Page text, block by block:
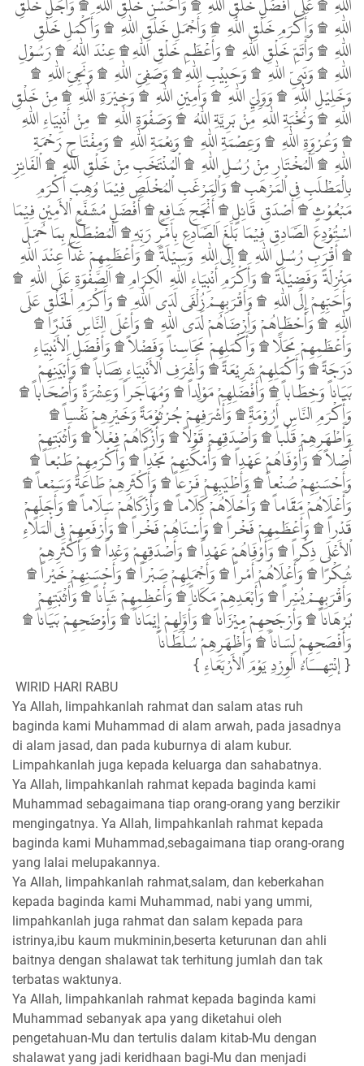
اللّٰهِ ۩ عَلَى أَفْضَلِ خَلْقِ اللّٰهِ ۩ وَأَحَسْنِ خَلْقِ اللّٰهِ ۩ وَأَجَلِّ خَلْقِ
اللّٰهِ ۩ وَأَكْرَمِ خَلْقِ اللّٰهِ ۩ وَأَجْمَلِ خَلْقِ اللّٰهِ ۩ وَأَكْمَلِ خَلْقِ
اللّٰهِ ۩ وَأَتَمِّ خَلْقِ اللّٰهِ ۩ وَأَعْظَمِ خَلْقِ اللّٰهِ ۩ عِنْدَ اللّٰهُ ۩ رَسُوْلِ
اللّٰهِ ۩ وَنَبِىِّ اللّٰهِ ۩ وَحَبِيْبِ اللّٰهِ ۩ وَصَفِىِّ اللّٰهِ ۩ وَنَجِىِّ اللّٰهِ ۩
وَخَلِيْلِ اللّٰهِ ۩ وَوَلِيِّ اللّٰهِ ۩ وَأَمِيْنِ اللّٰهِ ۩ وَخِيْرَةِ اللّٰهِ ۩ مِنْ خَلْقِ
اللّٰهِ ۩ وَنُخْبَةِ اللّٰهِ مِنْ بَرِيَّةِ اللّٰهُ ۩ وَصَفْوَةِ اللّٰهِ ۩ مِنْ أَنْبِيَاءِ اللّٰهِ
۩ وَعُرْوَةِ اللّٰهِ ۩ وَعِصْمَةِ اللّٰهِ ۩ وَنِعْمَةِ اللّٰهِ ۩ وَمِفْتَاحِ رَحْمَةِ
اللّٰهِ ۩ اَلْمُخْتَارِ مِنْ رُسُلِ اللّٰهِ ۩ اْلمُنْتَخَبِ مِنْ خَلْقِ اللّٰهِ ۩ اْلفَائِزِ
باِلْمَطْلَبِ فِى اْلمَرْهَبِ ۩ وَاْلمَرْغَبِ اْلمُخْلَصِ فِيْمَا وُهِبَ أَكْرَمِ
مَبْعُوْثٍ ۩ أَصْدَقِ قَائِلٍ ۩ أَنْجَحِ شَافِعٍ ۩ أَفْضَلِ مُشَفَّعٍ اْلأَمِيْنِ فِيْمَا
اسْتُوْدِعَ الصَّادِقِ فِيْمَا بَلَّغَ اَلصَّادِعِ بِأَمْرِ رَبِّهِ ۩ اَلْمُضْطَلِعِ بِمَا حُمِّلَ
۩ أَقْرَبِ رُسُلِ اللّٰهِ ۩ إِلَى اللّٰهِ وَسِيْلَةً ۩ وَأَعْظَمِهِمْ غَداً عِنْدَ اللّٰهِ
مَنْزِلَةً وَفَضِيْلَةً ۩ وَأَكْرَمِ أَنْبِيَاءِ اللّٰهِ الْكِرَامِ ۩ اَلصَّفْوَةِ عَلَى اللّٰهِ ۩
وَأَحَبِّهِمْ إِلَى اللّٰهِ ۩ وَأَقْرَبِهِمْ زُلْفَى لَدَى اللّٰهِ ۩ وَأَكْرَمِ اْلخَلْقِ عَلَى
اللّٰهِ ۩ وَأَحْظَاهُمْ وَأَرْضَاهُمْ لَدَى اللّٰهِ ۩ وَأَعْلَى النَّاسِ قَدْرًا ۩
وَأَعْظَمِهِمْ مَحَلًّا ۩ وَأَكْمَلِهِمْ مَحَاسِناً وَفَضْلاً ۩ وَأَفْضَلِ اْلأَنْبِيَاءِ
دَرَجَةً ۩ وَأَكْمَلِهِمْ شَرِيْعَةً ۩ وَأَشْرَفِ اْلأَنْبِيَاءِ نِصَاباً ۩ وَأَبْيَنِهِمْ
بَيَاناً وَخِطَاباً ۩ وَأَفْضَلِهِمْ مَوْلِداً ۩ وَمُهَاجَراً وَعِشْرَةً وَأَصْحَاباً ۩
وَأَكْرَمِ النَّاسِ أَرُوْمَةً ۩ وَأَشْرَفِهِمْ جُرْثُوْمَةً وَخَيْرِهِمْ نَفْساً ۩
وَأَطْهَرِهِمْ قَلْباً ۩ وَأَصْدَقِهِمْ قَوْلاً ۩ وَأَزْكَاهُمْ فِعْلاً ۩ وَأَثْبَتِهِمْ
أَصْلاً ۩ وَأَوْفَاهُمْ عَهْداً ۩ وَأَمْكَنِهِمْ مَجْداً ۩ وَأَكْرَمِهِمْ طَبْعاً ۩
وَأَحْسَنِهِمْ صُنْعاً ۩ وَأَطْيَبِهِمْ فَرْعاً ۩ وَأَكْثَرِهِمْ طَاعَةً وَسَمْعاً ۩
وَأَعْلَاهُمْ مَقَاماً ۩ وَأَحْلَاهُمْ كَلَاماً ۩ وَأَزْكَاهُمْ سَلَاماً ۩ وَأَجَلِّهِمْ
قَدْراً ۩ وَأَعْظَمِهِمْ فَخْراً ۩ وَأَسْنَاهُمْ فَخْراً ۩ وَأَرْفَعِهِمْ فِى اْلمَلَاءِ
اْلأَعْلَى ذِكْراً ۩ وَأَوْفَاهُمْ عَهْداً ۩ وَأَصْدَقِهِمْ وَعْداً ۩ وَأَكْثَرِهِمْ
شُكْرًا ۩ وَأَعْلَاهُمْ أَمْراً ۩ وَأَجْمَلِهِمْ صَبْراً ۩ وَأَحْسَنِهِمْ خَيْراً ۩
وَأَقْرَبِهِمْ يُسْراً ۩ وَأَبْعَدِهِمْ مَكَاناً ۩ وَأَعْظِمِهِمْ شَأْناً ۩ وَأَثْبَتِهِمْ
بُرْهَاناً ۩ وَأَرْجَحِهِمْ مِيْزَاناً ۩ وَأَوَّلِهِمْ إِيْمَاناً ۩ وَأَوْضَحِهِمْ بَيَاناً ۩
وَأَفْصَحِهِمْ لِسَاناً ۩ وَأَظْهَرِهِمْ سُلْطَاناً
{ إنْتِهــَاءُ الْوِرْدِ يَوْمَ اْلأَرْبَعَاءِ }
WIRID HARI RABU
Ya Allah, limpahkanlah rahmat dan salam atas ruh
baginda kami Muhammad di alam arwah, pada jasadnya
di alam jasad, dan pada kuburnya di alam kubur.
Limpahkanlah juga kepada keluarga dan sahabatnya.
Ya Allah, limpahkanlah rahmat kepada baginda kami
Muhammad sebagaimana tiap orang-orang yang berzikir
mengingatnya. Ya Allah, limpahkanlah rahmat kepada
baginda kami Muhammad,sebagaimana tiap orang-orang
yang lalai melupakannya.
Ya Allah, limpahkanlah rahmat,salam, dan keberkahan
kepada baginda kami Muhammad, nabi yang ummi,
limpahkanlah juga rahmat dan salam kepada para
istrinya,ibu kaum mukminin,beserta keturunan dan ahli
baitnya dengan shalawat tak terhitung jumlah dan tak
terbatas waktunya.
Ya Allah, limpahkanlah rahmat kepada baginda kami
Muhammad sebanyak apa yang diketahui oleh
pengetahuan-Mu dan tertulis dalam kitab-Mu dengan
shalawat yang jadi keridhaan bagi-Mu dan menjadi